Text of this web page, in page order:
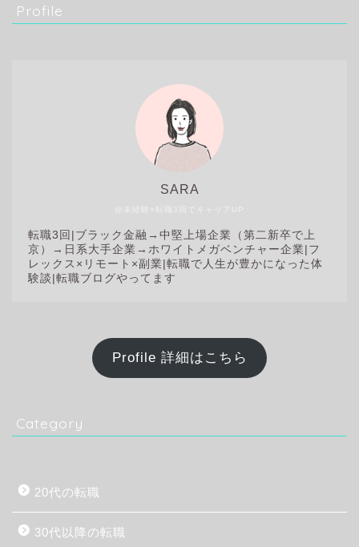
Profile
@未経験×転職3回でキャリアUP
SARA
転職3回| ブラック金融→中堅上場企業（第二新卒で上
京）→日系大手企業→ホワイトメガベンチャー企業|フ
レックス×リモート×副業|転職で人生が豊かになった体
験談|転職ブログやってます
Profile 詳細はこちら
Category
20代の転職
30代以降の転職